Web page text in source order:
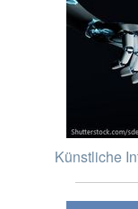
Künstliche